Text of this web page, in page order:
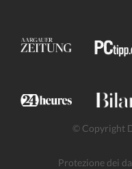
© Copyright
Protezione dei